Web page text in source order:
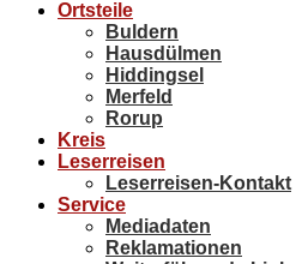
Ortsteile
Buldern
Hausdülmen
Hiddingsel
Merfeld
Rorup
Kreis
Leserreisen
Leserreisen-Kontakt
Service
Mediadaten
Reklamationen